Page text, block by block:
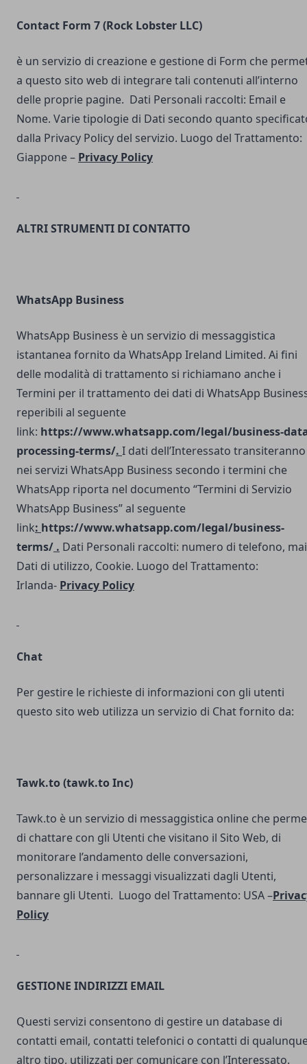
Contact Form 7 (Rock Lobster LLC)
è un servizio di creazione e gestione di Form che
a questo sito web di integrare tali contenuti all’interno
delle proprie pagine. Dati Personali raccolti: Email e
Nome. Varie tipologie di Dati secondo quanto
dalla Privacy Policy del servizio. Luogo del Trattamento:
Giappone – Privacy Policy
ALTRI STRUMENTI DI CONTATTO
WhatsApp Business
WhatsApp Business è un servizio di messaggistica
istantanea fornito da WhatsApp Ireland Limited. Ai fini
delle modalità di trattamento si richiamano anche i
Termini per il trattamento dei dati di WhatsApp
reperibili al seguente
link: https://www.whatsapp.com/legal/business-
processing-terms/. I dati dell’Interessato transiteranno
nei servizi WhatsApp Business secondo i termini che
WhatsApp riporta nel documento “Termini di Servizio
WhatsApp Business” al seguente
link: https://www.whatsapp.com/legal/business-
terms/ . Dati Personali raccolti: numero di telefono,
Dati di utilizzo, Cookie. Luogo del Trattamento:
Irlanda- Privacy Policy
Chat
Per gestire le richieste di informazioni con gli utenti
questo sito web utilizza un servizio di Chat fornito da:
Tawk.to (tawk.to Inc)
Tawk.to è un servizio di messaggistica online che
di chattare con gli Utenti che visitano il Sito Web, di
monitorare l’andamento delle conversazioni,
personalizzare i messaggi visualizzati dagli Utenti,
bannare gli Utenti. Luogo del Trattamento: USA –
Policy
GESTIONE INDIRIZZI EMAIL
Questi servizi consentono di gestire un database di
contatti email, contatti telefonici o contatti di
altro tipo, utilizzati per comunicare con l’Interessato.